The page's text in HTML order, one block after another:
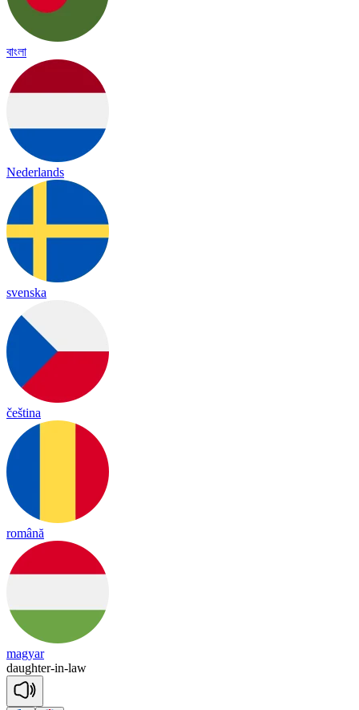
বাংলা
Nederlands
svenska
čeština
română
magyar
daughter-in-law